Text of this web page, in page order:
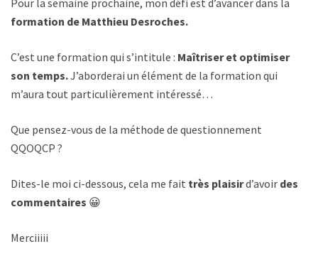
formation de Matthieu Desroches.
C’est une formation qui s’intitule : Maîtriser et optimiser
son temps.J’aborderai un élément de la formation qui
m’aura tout particulièrement intéressé…
Que pensez-vous de la méthode de questionnement
QQOQCP ?
Dites-le moi ci-dessous, cela me fait très plaisird’avoir des
commentaires 😀
Merciiiii